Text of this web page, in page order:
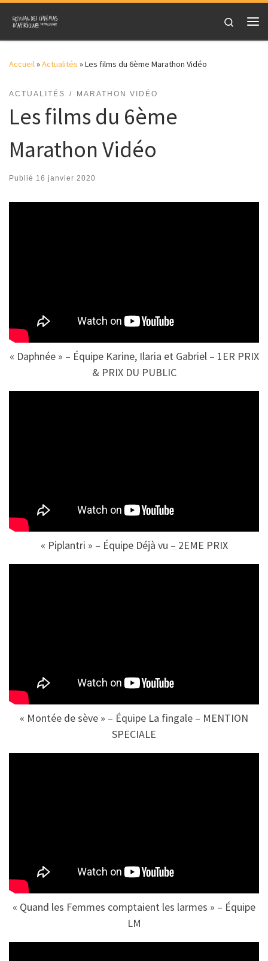
Skip to content
Search
Accueil»Actualités »Les films du 6ème Marathon Vidéo
ACTUALITÉS MARATHON VIDÉO
Les films du 6ème
Marathon Vidéo
Publié 16 janvier 2020
« Daphnée » – Équipe Karine, Ilaria et Gabriel – 1ER PRIX
& PRIX DU PUBLIC
« Piplantri » – Équipe Déjà vu – 2EME PRIX
« Montée de sève » – Équipe La fingale – MENTION
SPECIALE
« Quand les Femmes comptaient les larmes » – Équipe
LM